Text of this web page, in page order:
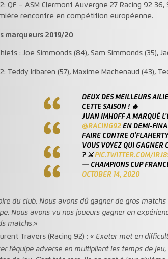
QF – ASM Clermont Auvergne 27 Racing 92
rencontre en compétition européenne.
marqueurs 2019/20
: Joe Simmonds (84), Sam Simmonds (35),
Teddy Iribaren (57), Maxime Machenaud (43),
DEUX DES MEILLEURS
CETTE SAISON ! 🔥
JUAN IMHOFF A MARQUÉ
@RACING92EN DEMI-
FAIRE CONTRE
VOUS VOYEZ QUI GAGNER
? ⚔️PIC.TWITTER.COM/
— CHAMPIONS CUP
OCTOBER 14, 2020
du club. Nous avons dû gagner de gros
Nous avons vu nos joueurs gagner en
matchs.»
Travers (Racing 92) : «Exeter met en
l’équipe adverse en multipliant les temps de